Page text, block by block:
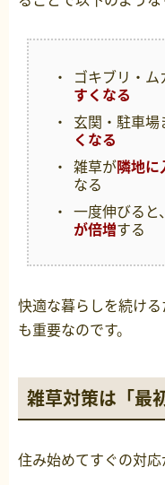
ゴキブリ・
すくなる
玄関・駐車場
くなる
雑草が隣地に
なる
一度伸びると、
が倍増する
快適な暮らしを続ける
も重要なのです。
雑草対策は「最
住み始めてすぐの対